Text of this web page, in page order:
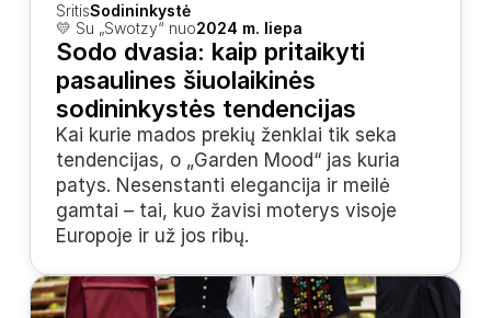
SritisSodininkystė
💛 Su „Swotzy“ nuo2024 m. liepa
Sodo dvasia: kaip pritaikyti
pasaulines šiuolaikinės
sodininkystės tendencijas
Kai kurie mados prekių ženklai tik seka
tendencijas, o „Garden Mood“ jas kuria
patys. Nesenstanti elegancija ir meilė
gamtai – tai, kuo žavisi moterys visoje
Europoje ir už jos ribų.